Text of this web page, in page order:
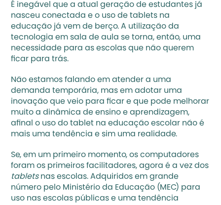
É inegável que a atual geração de estudantes já
nasceu conectada e o uso de tablets na
educação já vem de berço. A utilização da
tecnologia em sala de aula se torna, então, uma
necessidade para as escolas que não querem
ficar para trás.
Não estamos falando em atender a uma
demanda temporária, mas em adotar uma
inovação que veio para ficar e que pode melhorar
muito a dinâmica de ensino e aprendizagem,
afinal o uso do tablet na educação escolar não é
mais uma tendência e sim uma realidade.
Se, em um primeiro momento, os computadores
tablets nas escolas. Adquiridos em grande
número pelo Ministério da Educação (MEC) para
uso nas escolas públicas e uma tendência